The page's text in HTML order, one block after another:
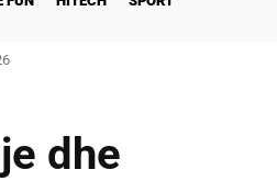
i ish-banorëve të Big Brother VIP 5
dhe